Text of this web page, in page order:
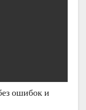
ошибок и